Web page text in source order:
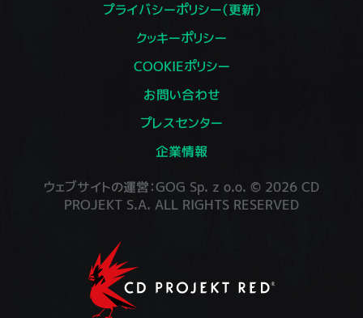
プライバシーポリシー（更新）
クッキーポリシー
COOKIEポリシー
お問い合わせ
プレスセンター
企業情報
ウェブサイトの運営：GOG Sp. z o.o. © 2026 CD
PROJEKT S.A. ALL RIGHTS RESERVED